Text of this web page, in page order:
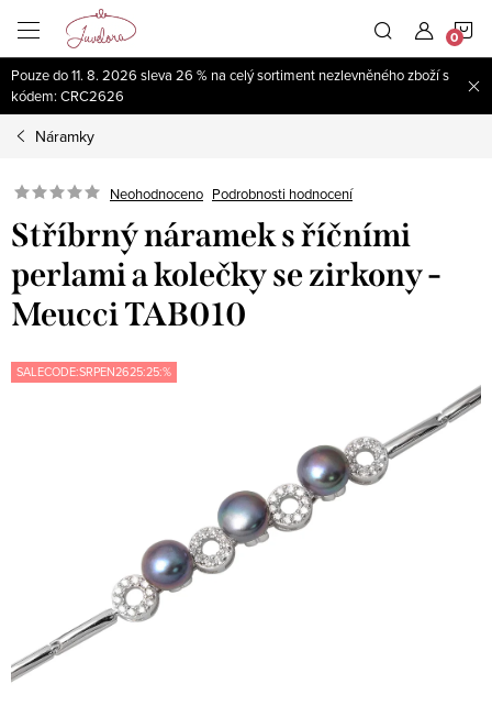
obsah
Pouze do 11. 8. 2026 sleva 26 % na celý sortiment nezlevněného zboží s
kódem: CRC2626
Náramky
Neohodnoceno Podrobnosti hodnocení
Stříbrný náramek s říčními
perlami a kolečky se zirkony -
Meucci TAB010
SALECODE:SRPEN2625:25:%